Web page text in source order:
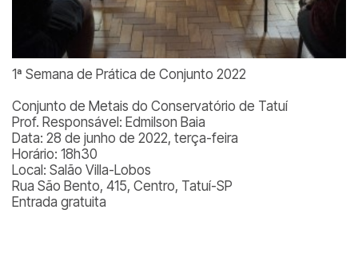
1ª Semana de Prática de Conjunto 2022
Conjunto de Metais do Conservatório de Tatuí
Prof. Responsável: Edmilson Baia
Data: 28 de junho de 2022, terça-feira
Horário: 18h30
Local: Salão Villa-Lobos
Rua São Bento, 415, Centro, Tatuí-SP
Entrada gratuita